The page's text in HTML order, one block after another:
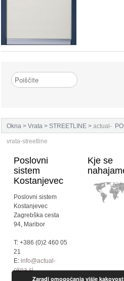
Okna > Vrata > STREETLINE > actual-
vrata-streetline
Poslovni
sistem
Kostanjevec
Poslovni sistem
Kostanjevec
Zagrebška cesta
94, Maribor
T: +386 (0)2 460 05
21
E: info@actual-
okna.si
Kje se
Zaradi omogočanja višje